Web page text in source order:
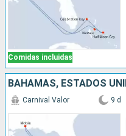
Comidas incluidas
BAHAMAS, ESTADOS
Carnival Valor 9 d